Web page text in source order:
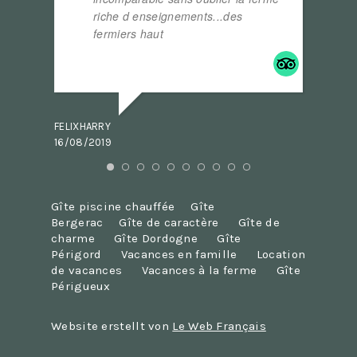
riche d enseignements...des
fermiers haut
FELIXHARRY
16/08/2019
Gîte piscine chauffée
Gîte
Bergerac
Gîte de caractère
Gîte de
charme
Gîte Dordogne
Gîte
Périgord
Vacances en famille
Location
de vacances
Vacances à la ferme
Gîte
Périgueux
Website erstellt von Le Web Français